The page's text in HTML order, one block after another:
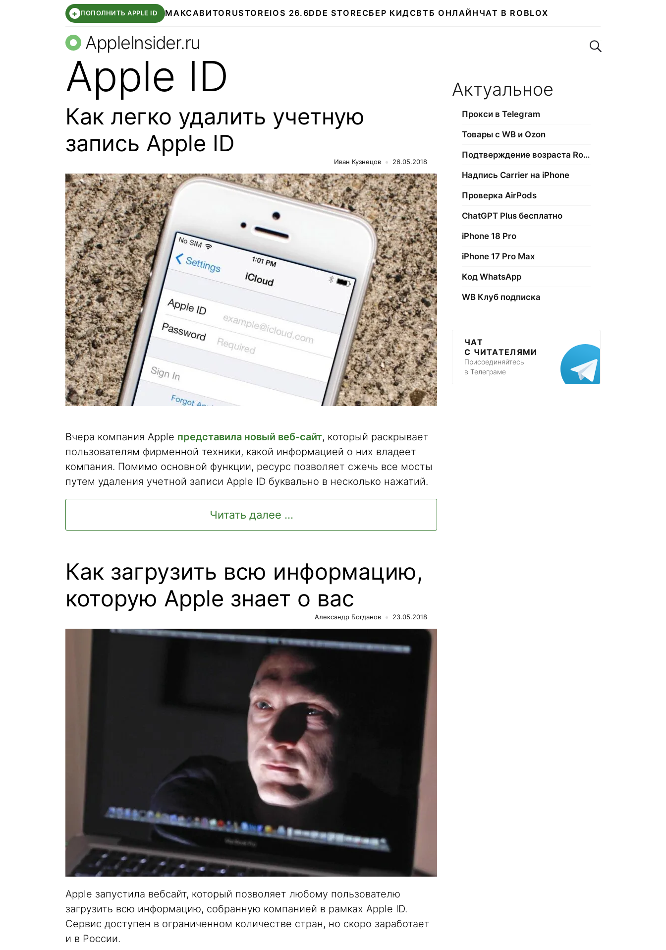
+ ПОПОЛНИТЬ APPLE ID МАКСАВИТО RUSTOREIOS 26.6DDE STORE СБЕР КИДСВТБ ОНЛАЙН ЧАТ В ROBLOX
AppleInsider.ru Поиск по сайту
Apple ID
Как легко удалить учетную
запись Apple ID
Иван Кузнецов 26.05.2018
Вчера компания Apple представила новый веб-сайт, который раскрывает
пользователям фирменной техники, какой информацией о них владеет
компания. Помимо основной функции, ресурс позволяет сжечь все мосты
путем удаления учетной записи Apple ID буквально в несколько нажатий.
Читать далее ...
Как загрузить всю информацию,
которую Apple знает о вас
Александр Богданов 23.05.2018
Apple запустила вебсайт, который позволяет любому пользователю
загрузить всю информацию, собранную компанией в рамках Apple ID.
Сервис доступен в ограниченном количестве стран, но скоро заработает
и в России.
Актуальное
Прокси в Telegram
Товары с WB и Ozon
Подтверждение возраста Roblox
Надпись Carrier на iPhone
Проверка AirPods
ChatGPT Plus бесплатно
iPhone 18 Pro
iPhone 17 Pro Max
Код WhatsApp
WB Клуб подписка
ЧАТ
С ЧИТАТЕЛЯМИ
Присоединяйтесь
в Телеграме